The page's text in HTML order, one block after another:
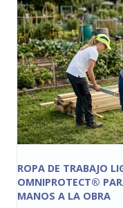
ROPA DE TRABAJO
OMNIPROTECT®
MANOS A LA OBRA